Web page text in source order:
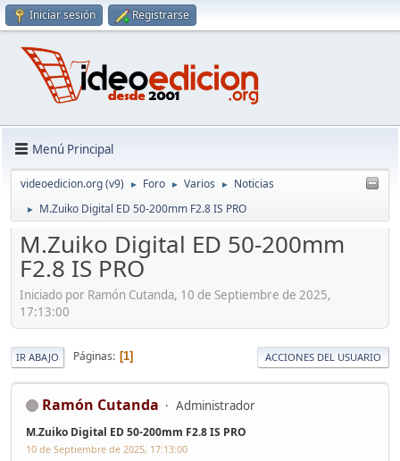
Iniciar sesión Registrarse
Menú Principal
videoedicion.org (v9) ► Foro ► Varios ► Noticias
► M.Zuiko Digital ED 50-200mm F2.8 IS PRO
M.Zuiko Digital ED 50-200mm
F2.8 IS PRO
Iniciado por Ramón Cutanda, 10 de Septiembre de 2025,
17:13:00
IR ABAJO Páginas 1 ACCIONES DEL USUARIO
Ramón Cutanda Administrador
M.Zuiko Digital ED 50-200mm F2.8 IS PRO
10 de Septiembre de 2025, 17:13:00